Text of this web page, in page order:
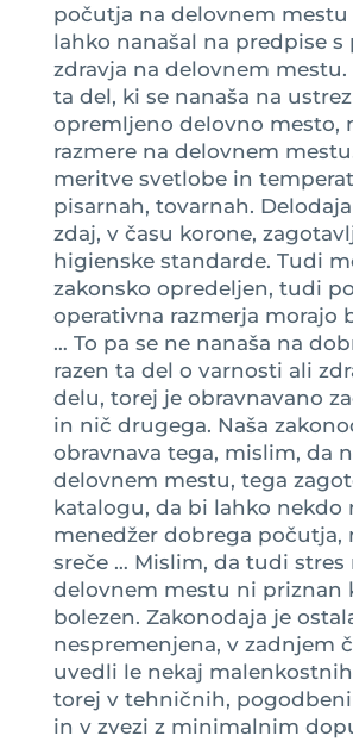
počutja na delovnem mestu
lahko nanašal na predpise s
zdravja na delovnem mestu.
ta del, ki se nanaša na
opremljeno delovno mesto,
razmere na delovnem
meritve svetlobe in
pisarnah, tovarnah.
zdaj, v času korone,
higienske standarde. Tudi
zakonsko opredeljen, tudi
operativna razmerja morajo
… To pa se ne nanaša na
razen ta del o varnosti ali
delu, torej je obravnavano
in nič drugega. Naša
obravnava tega, mislim, da
delovnem mestu, tega
katalogu, da bi lahko nekdo
menedžer dobrega počutja,
sreče … Mislim, da tudi stres
delovnem mestu ni priznan
bolezen. Zakonodaja je
nespremenjena, v zadnjem
uvedli le nekaj
torej v tehničnih,
in v zvezi z minimalnim